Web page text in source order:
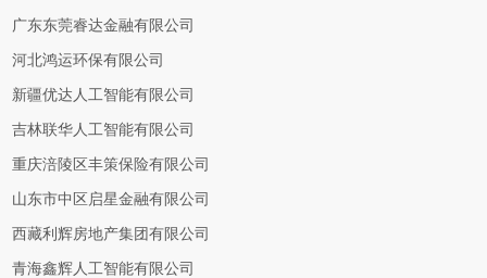
广东东莞睿达金融有限公司
河北鸿运环保有限公司
新疆优达人工智能有限公司
吉林联华人工智能有限公司
重庆涪陵区丰策保险有限公司
山东市中区启星金融有限公司
西藏利辉房地产集团有限公司
青海鑫辉人工智能有限公司